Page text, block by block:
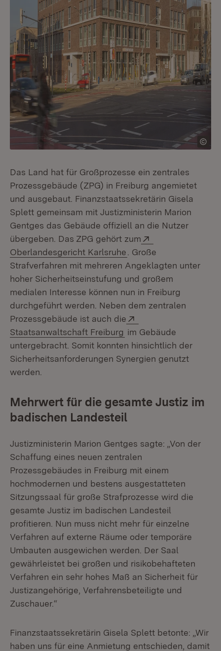
Das Land hat für Großprozesse ein zentrales
Prozessgebäude (ZPG) in Freiburg angemietet
und ausgebaut. Finanzstaatssekretärin Gisela
Splett gemeinsam mit Justizministerin Marion
Gentges das Gebäude offiziell an die Nutzer
übergeben. Das ZPG gehört zum
Oberlandesgericht Karlsruhe (Öffnet in neuem
. Große
Strafverfahren mit mehreren Angeklagten unter
hoher Sicherheitseinstufung und großem
medialen Interesse können nun in Freiburg
durchgeführt werden. Neben dem zentralen
Prozessgebäude ist auch die
Staatsanwaltschaft Freiburg (Öffnet in neuem
im Gebäude
untergebracht. Somit konnten hinsichtlich der
Sicherheitsanforderungen Synergien genutzt
werden.
Mehrwert für die gesamte Justiz im
badischen Landesteil
Justizministerin Marion Gentges sagte: „Von der
Schaffung eines neuen zentralen
Prozessgebäudes in Freiburg mit einem
hochmodernen und bestens ausgestatteten
Sitzungssaal für große Strafprozesse wird die
gesamte Justiz im badischen Landesteil
profitieren. Nun muss nicht mehr für einzelne
Verfahren auf externe Räume oder temporäre
Umbauten ausgewichen werden. Der Saal
gewährleistet bei großen und risikobehafteten
Verfahren ein sehr hohes Maß an Sicherheit für
Justizangehörige, Verfahrensbeteiligte und
Zuschauer.“
Finanzstaatssekretärin Gisela Splett betonte: „Wir
haben uns für eine Anmietung entschieden, damit